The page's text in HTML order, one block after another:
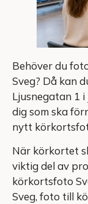
Behöver du
Sveg? Då kan
Ljusnegatan 1
dig som ska
nytt
När körkortet
viktig del av
körkortsfoto
Sveg, foto till